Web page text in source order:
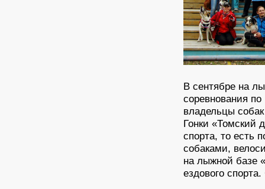
В сентябре на
соревнования
владельцы
Гонки «Томский
спорта, то есть
собаками,
на лыжной базе
ездового